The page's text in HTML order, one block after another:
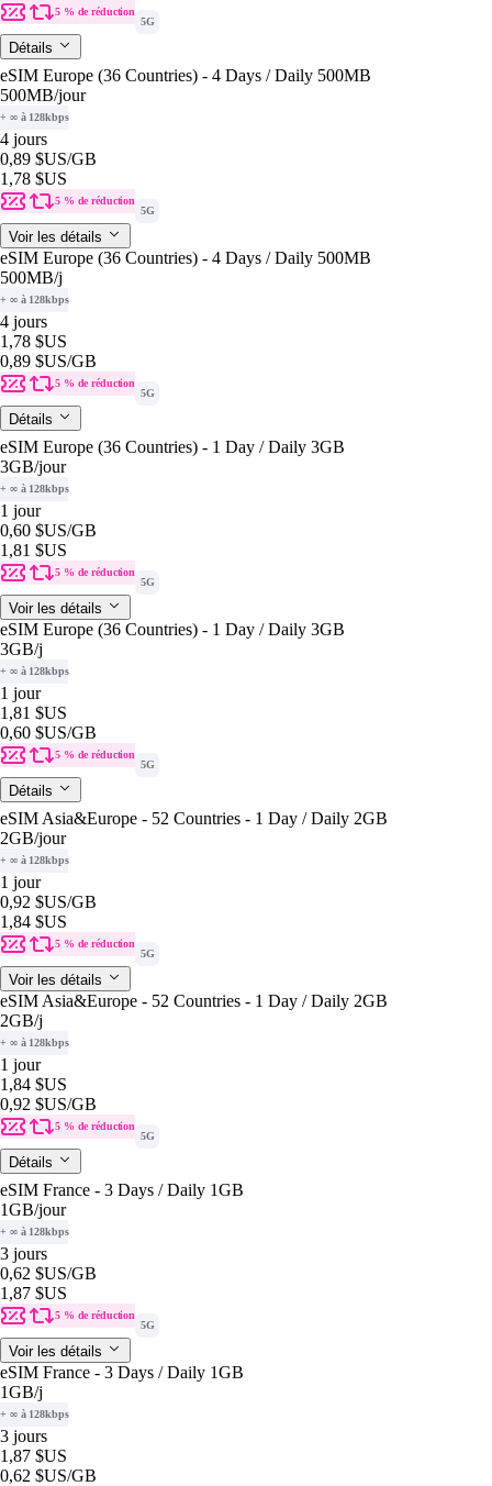
5 % de réduction
5G
Détails
eSIM Europe (36 Countries) - 4 Days / Daily 500MB
500MB/jour
+ ∞ à 128kbps
4 jours
0,89 $US/GB
1,78 $US
5 % de réduction
5G
Voir les détails
eSIM Europe (36 Countries) - 4 Days / Daily 500MB
500MB/j
+ ∞ à 128kbps
4 jours
1,78 $US
0,89 $US/GB
5 % de réduction
5G
Détails
eSIM Europe (36 Countries) - 1 Day / Daily 3GB
3GB/jour
+ ∞ à 128kbps
1 jour
0,60 $US/GB
1,81 $US
5 % de réduction
5G
Voir les détails
eSIM Europe (36 Countries) - 1 Day / Daily 3GB
3GB/j
+ ∞ à 128kbps
1 jour
1,81 $US
0,60 $US/GB
5 % de réduction
5G
Détails
eSIM Asia&Europe - 52 Countries - 1 Day / Daily 2GB
2GB/jour
+ ∞ à 128kbps
1 jour
0,92 $US/GB
1,84 $US
5 % de réduction
5G
Voir les détails
eSIM Asia&Europe - 52 Countries - 1 Day / Daily 2GB
2GB/j
+ ∞ à 128kbps
1 jour
1,84 $US
0,92 $US/GB
5 % de réduction
5G
Détails
eSIM France - 3 Days / Daily 1GB
1GB/jour
+ ∞ à 128kbps
3 jours
0,62 $US/GB
1,87 $US
5 % de réduction
5G
Voir les détails
eSIM France - 3 Days / Daily 1GB
1GB/j
+ ∞ à 128kbps
3 jours
1,87 $US
0,62 $US/GB